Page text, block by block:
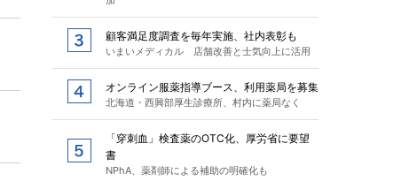
顧客満足度調査を毎年実施、社内表彰も
いまいメディカル 店舗改善と士気向上に活用
オンライン服薬指導ブース、利用薬局を募集
北海道・西興部厚生診療所、村内に薬局なく
「穿刺血」検査薬のOTC化、厚労省に要望
書
NPhA、薬剤師による補助の明確化も